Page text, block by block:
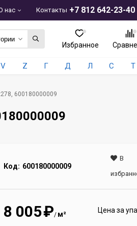
+7 812 642-23-40
нас Контакты
Избранное
V Z Г Д Л С Т
600180000009
Код: 600180000009
В
8 005₽/ м² Цена за